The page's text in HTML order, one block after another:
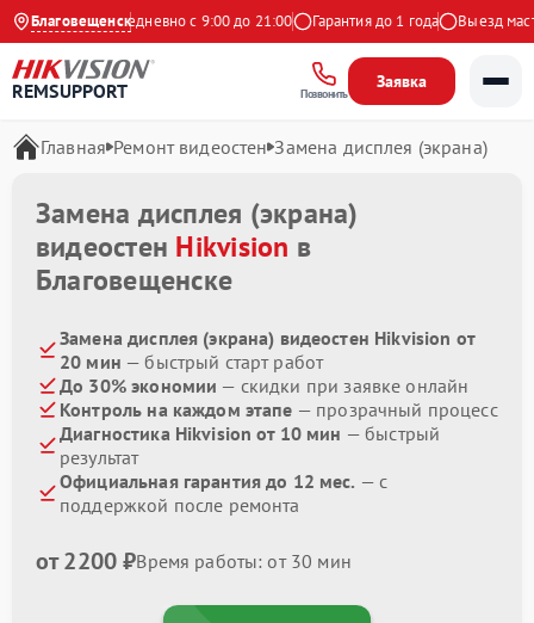
Благовещенск
Яндекс Ежедневно с 9:00 до 21:00 Гарантия до 1 года Выезд
REMSUPPORT Позвонить
Заявка
Главная Ремонт видеостен Замена дисплея (экрана)
Замена дисплея (экрана)
видеостен Hikvision в
Благовещенске
Замена дисплея (экрана) видеостен Hikvision от
20 мин — быстрый старт работ
До 30% экономии — скидки при заявке онлайн
Контроль на каждом этапе — прозрачный процесс
Диагностика Hikvision от 10 мин — быстрый
результат
Официальная гарантия до 12 мес. — с
поддержкой после ремонта
от 2200 ₽Время работы: от 30 мин